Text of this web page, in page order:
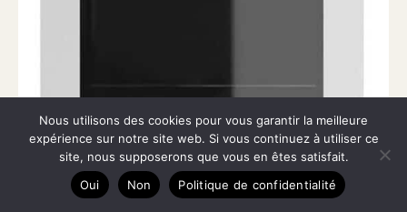
Nous utilisons des cookies pour vous garantir la meilleure
expérience sur notre site web. Si vous continuez à utiliser ce
site, nous supposerons que vous en êtes satisfait.
Oui
Non Politique de confidentialité